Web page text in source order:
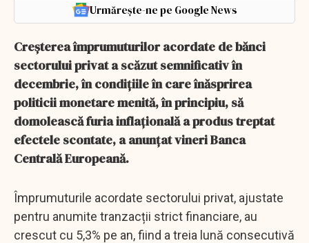
Urmărește-ne pe Google News
Creșterea împrumuturilor acordate de bănci
sectorului privat a scăzut semnificativ în
decembrie, în condițiile în care înăsprirea
politicii monetare menită, în principiu, să
domolească furia inflațională a produs treptat
efectele scontate, a anunțat vineri Banca
Centrală Europeană.
Împrumuturile acordate sectorului privat, ajustate
pentru anumite tranzacții strict financiare, au
crescut cu 5,3% pe an, fiind a treia lună consecutivă